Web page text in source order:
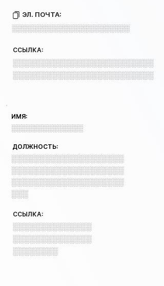
ЭЛ. ПОЧТА:
░░░░░░░░░░░░░░░░░░░░░░░
ССЫЛКА:
░░░░░░░░░░░░░░░░░░░░░░░░░
░░░░░░░░░░░░░░░░░░░░░░░░░
ИМЯ:
░░░░░░░░░░░░░░
ДОЛЖНОСТЬ:
░░░░░░░░░░░░░░░░░░░░
░░░░░░░░░░░░░░░░░░░░
░░░░░░░░░░░░░░░░░░░░
░░░
ССЫЛКА:
░░░░░░░░░░░░░░
░░░░░░░░░░░░░░
░░░░░░░░